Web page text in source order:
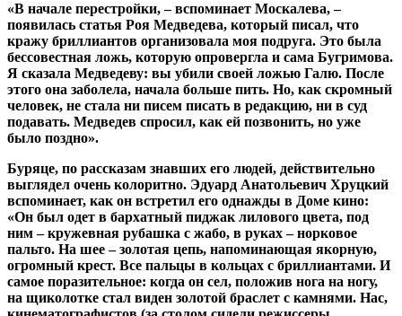
«В начале перестройки, – вспоминает Москалева, –
появилась статья Роя Медведева, который писал, что
кражу бриллиантов организовала моя подруга. Это была
бессовестная ложь, которую опровергла и сама Бугримова.
Я сказала Медведеву: вы убили своей ложью Галю. После
этого она заболела, начала больше пить. Но, как скромный
человек, не стала ни писем писать в редакцию, ни в суд
подавать. Медведев спросил, как ей позвонить, но уже
было поздно».
Буряце, по рассказам знавших его людей, действительно
выглядел очень колоритно. Эдуард Анатольевич Хруцкий
вспоминает, как он встретил его однажды в Доме кино:
«Он был одет в бархатный пиджак лилового цвета, под
ним – кружевная рубашка с жабо, в руках – норковое
пальто. На шее – золотая цепь, напоминающая якорную,
огромный крест. Все пальцы в кольцах с бриллиантами. И
самое поразительное: когда он сел, положив нога на ногу,
на щиколотке стал виден золотой браслет с камнями. Нас,